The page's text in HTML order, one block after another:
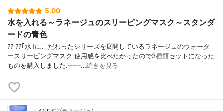
5.00
水を入れる～ラネージュのスリーピングマスク～スタンダ
ードの青色
?? ??｢水｣にこだわったシリーズを展開しているラネージュのウォータ
ースリーピングマスク.使用感を比べたかったので3種類セットになった
ものを購入しました.┈┈…続きを見る